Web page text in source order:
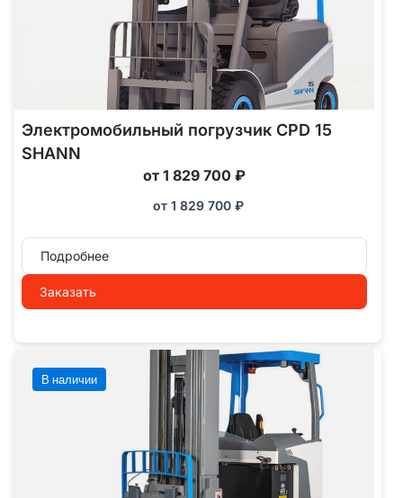
Электромобильный погрузчик CPD 15
SHANN
от 1 829 700 ₽
от 1 829 700 ₽
Подробнее
Заказать
В наличии